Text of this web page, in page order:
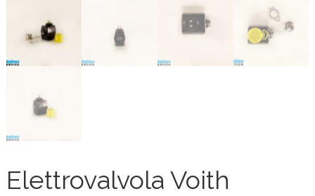
Elettrovalvola Voith